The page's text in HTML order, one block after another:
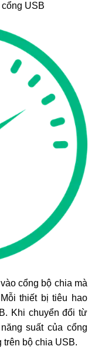
USB
cổng bộ chia mà
thiết bị tiêu hao
Khi chuyển đổi từ
suất của cổng
bộ chia USB.